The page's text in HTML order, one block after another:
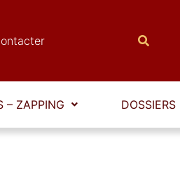
– ZAPPING DOSSIERS